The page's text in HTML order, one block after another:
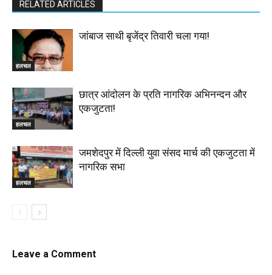
RELATED ARTICLES
हलचल
जांबाज साथी बृजेंद्र तिवारी चला गया!
हलचल
छात्र आंदोलन के प्रति नागरिक अभिनन्दन और
एकजुटता!
हलचल
जमशेदपुर में दिल्ली युवा संसद मार्च की एकजुटता में
नागरिक सभा
Leave a Comment